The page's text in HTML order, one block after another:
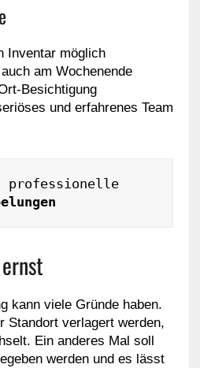
Inventar möglich
am Wochenende
Besichtigung
und erfahrenes Team
Preiswerte und professionelle
kann viele Gründe haben.
Standort verlagert werden,
Ein anderes Mal soll
werden und es lässt